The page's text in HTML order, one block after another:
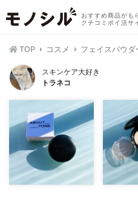
おすすめ商品がも
クチコミポイ活サ
TOP コスメ フェイスパウダ
スキンケア大好き
トラネコ